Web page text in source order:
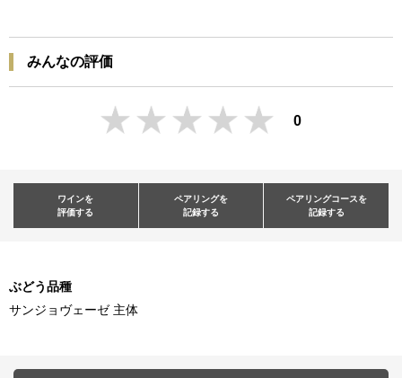
みんなの評価
0
ワインを
評価する
ペアリングを
記録する
ペアリングコースを
記録する
ぶどう品種
サンジョヴェーゼ 主体